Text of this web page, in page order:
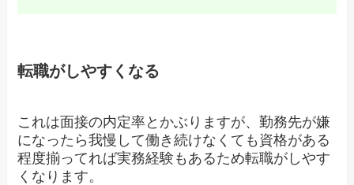
転職がしやすくなる
これは面接の内定率とかぶりますが、勤務先が嫌
になったら我慢して働き続けなくても資格がある
程度揃ってれば実務経験もあるため転職がしやす
くなります。